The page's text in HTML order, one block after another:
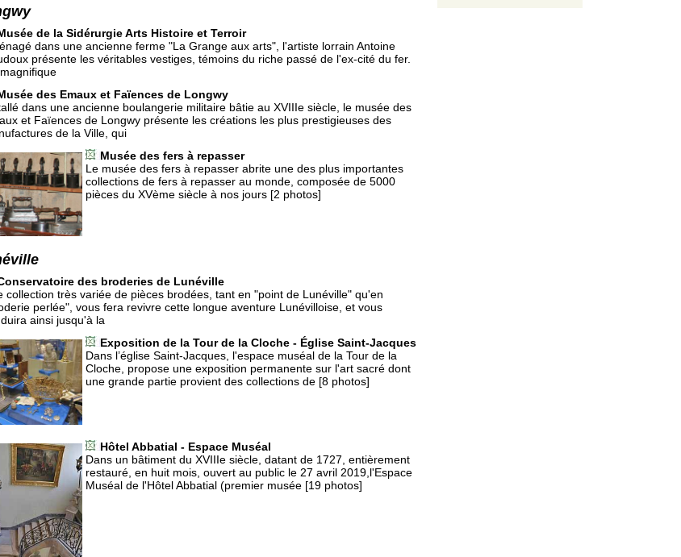
de la Sidérurgie Arts Histoire et Terroir
dans une ancienne ferme "La Grange aux arts", l'artiste lorrain Antoine
présente les véritables vestiges, témoins du riche passé de l'ex-cité du fer.
des Emaux et Faïences de Longwy
dans une ancienne boulangerie militaire bâtie au XVIIIe siècle, le musée des
et Faïences de Longwy présente les créations les plus prestigieuses des
de la Ville, qui
Musée des fers à repasser
Le musée des fers à repasser abrite une des plus importantes
collections de fers à repasser au monde, composée de 5000
pièces du XVème siècle à nos jours [2 photos]
des broderies de Lunéville
collection très variée de pièces brodées, tant en "point de Lunéville" qu'en
perlée", vous fera revivre cette longue aventure Lunévilloise, et vous
ainsi jusqu'à la
Exposition de la Tour de la Cloche - Église Saint-Jacques
Dans l’église Saint-Jacques, l'espace muséal de la Tour de la
Cloche, propose une exposition permanente sur l'art sacré dont
une grande partie provient des collections de [8 photos]
Hôtel Abbatial - Espace Muséal
Dans un bâtiment du XVIIIe siècle, datant de 1727, entièrement
restauré, en huit mois, ouvert au public le 27 avril 2019,l'Espace
Muséal de l'Hôtel Abbatial (premier musée [19 photos]